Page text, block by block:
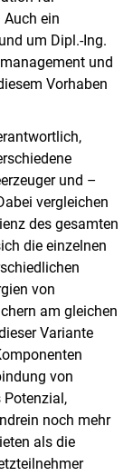
Auch ein
um Dipl.-Ing.
und
Vorhaben
und –
vergleichen
des gesamten
die einzelnen
von
am gleichen
Variante
von
Potenzial,
noch mehr
als die